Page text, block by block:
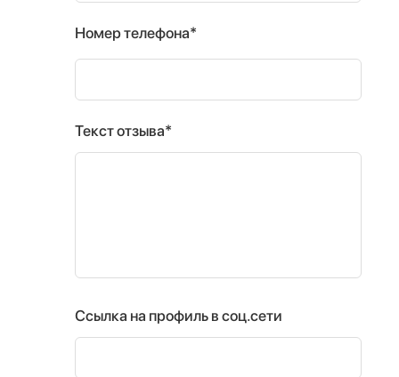
Номер телефона*
Текст отзыва*
Ссылка на профиль в соц.сети